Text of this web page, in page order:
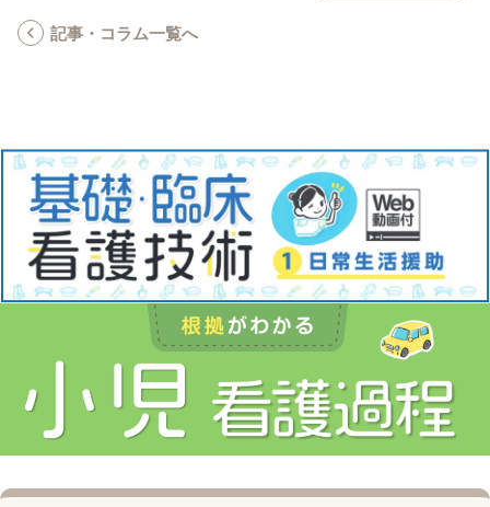
記事・コラム一覧へ